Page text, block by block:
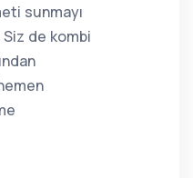
sunmayı
de kombi